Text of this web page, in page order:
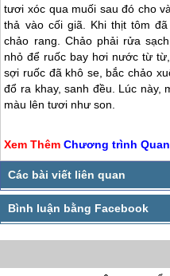
tươi xóc qua muối sau đó cho
thả vào cối giã. Khi thịt tôm
chảo rang. Chảo phải rửa
nhỏ để ruốc bay hơi nước từ
sợi ruốc đã khô se, bắc chảo
đổ ra khay, sanh đều. Lúc này,
màu lên tươi như son.
Xem ThêmChương trình